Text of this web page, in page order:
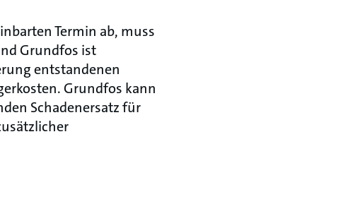
Termin ab, muss
Grundfos ist
entstandenen
Grundfos kann
Schadenersatz für